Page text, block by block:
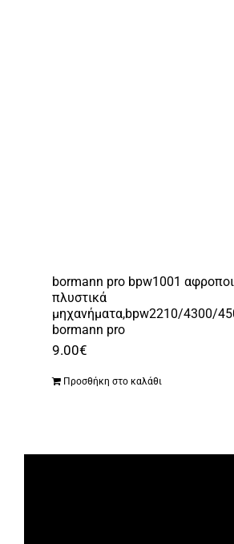
bormann pro bpw1001
πλυστικά
μηχανήματα,bpw2210/4300/
bormann pro
9.00€
Προσθήκη στο καλάθι